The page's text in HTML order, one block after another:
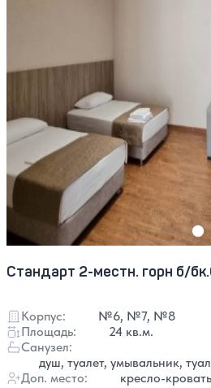
Стандарт 2-местн. горн б/
Корпус:
№6, №7, №8
Площадь:
24 кв.м.
Санузел:
душ, туалет, умывальник,
Доп. место:
кресло-